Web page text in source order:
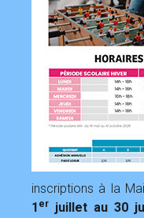
inscriptions à la
1 er juillet au 30